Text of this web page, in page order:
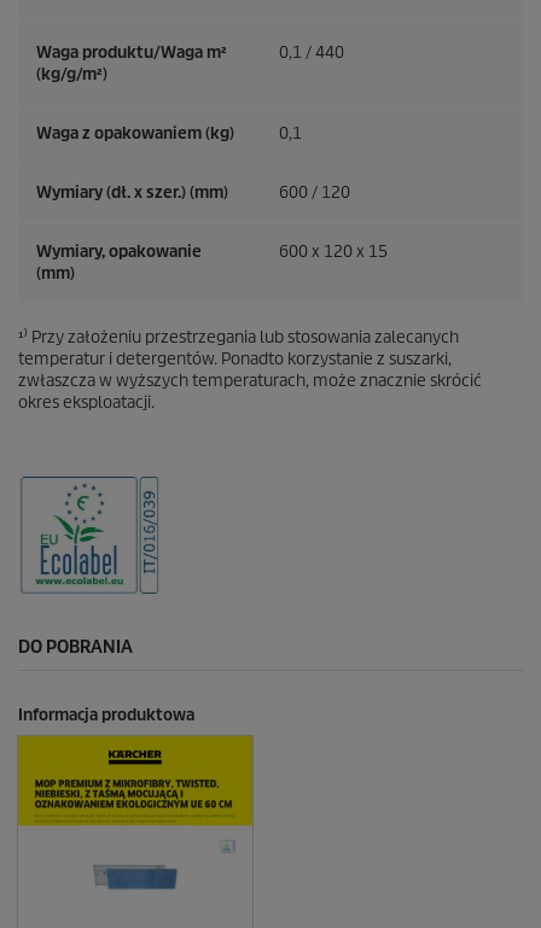
Waga produktu/Waga m²
(kg/g/m²)
0,1 / 440
Waga z opakowaniem (kg) 0,1
Wymiary (dł. x szer.) (mm) 600 / 120
Wymiary, opakowanie
(mm)
600 x 120 x 15
¹⁾ Przy założeniu przestrzegania lub stosowania zalecanych
temperatur i detergentów. Ponadto korzystanie z suszarki,
zwłaszcza w wyższych temperaturach, może znacznie skrócić
okres eksploatacji.
DO POBRANIA
Informacja produktowa